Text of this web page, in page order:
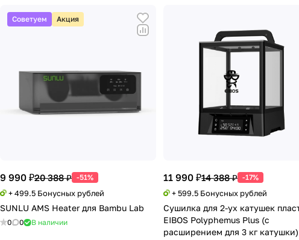
Советуем Акция
9 990 ₽20 388 ₽ -51%
+ 499.5 Бонусных рублей
SUNLU AMS Heater для Bambu Lab
0 0 В наличии
11 990 ₽14 388 ₽ -17%
+ 599.5 Бонусных рублей
Сушилка для 2-ух катушек
EIBOS Polyphemus Plus (с
расширением для 3 кг катушки)